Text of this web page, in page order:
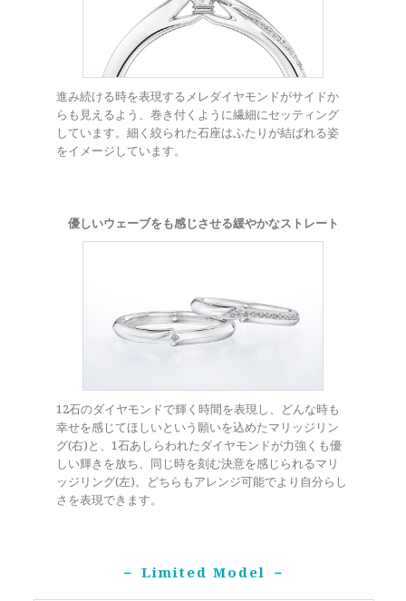
進み続ける時を表現するメレダイヤモンドがサイドか
らも見えるよう、巻き付くように繊細にセッティング
しています。細く絞られた石座はふたりが結ばれる姿
をイメージしています。
優しいウェーブをも感じさせる緩やかなストレート
12石のダイヤモンドで輝く時間を表現し、どんな時も
幸せを感じてほしいという願いを込めたマリッジリン
グ(右)と、1石あしらわれたダイヤモンドが力強くも優
しい輝きを放ち、同じ時を刻む決意を感じられるマリ
ッジリング(左)。どちらもアレンジ可能でより自分らし
さを表現できます。
－ Limited Model －